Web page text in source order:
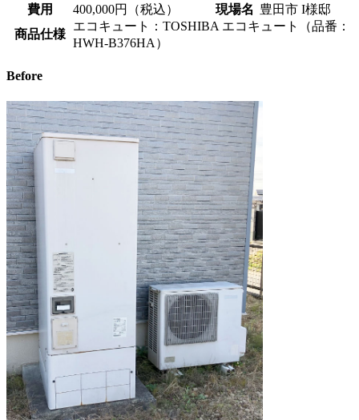
費用
400,000円（税込） 現場名 豊田市 I様邸
商品仕様
エコキュート：TOSHIBA エコキュート（品番：
HWH-B376HA）
Before